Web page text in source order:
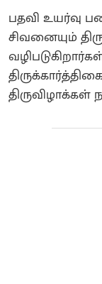
பதவி உயர்வு
சிவனையும்